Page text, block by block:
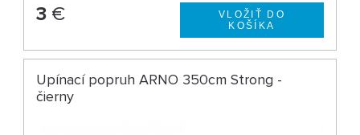
3 €
Upínací popruh ARNO 350cm Strong -
čierny